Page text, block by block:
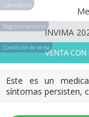
Laboratorio
Registro sanitario
INVIMA
Condición de ventaVENTA CON
Este es un
síntomas persisten,